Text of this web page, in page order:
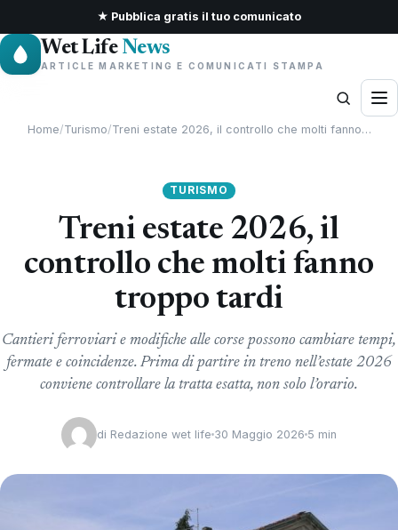
★ Pubblica gratis il tuo comunicato
Wet Life News
ARTICLE MARKETING E COMUNICATI STAMPA
Home/Turismo/Treni estate 2026, il controllo che molti fanno…
TURISMO
Treni estate 2026, il
controllo che molti fanno
troppo tardi
Cantieri ferroviari e modifiche alle corse possono cambiare tempi,
fermate e coincidenze. Prima di partire in treno nell’estate 2026
conviene controllare la tratta esatta, non solo l’orario.
di Redazione wet life 30 Maggio 2026 5 min